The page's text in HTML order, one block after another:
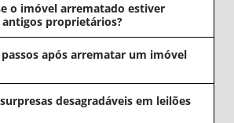
o imóvel arrematado estiver
proprietários?
passos após arrematar um imóvel
desagradáveis em leilões